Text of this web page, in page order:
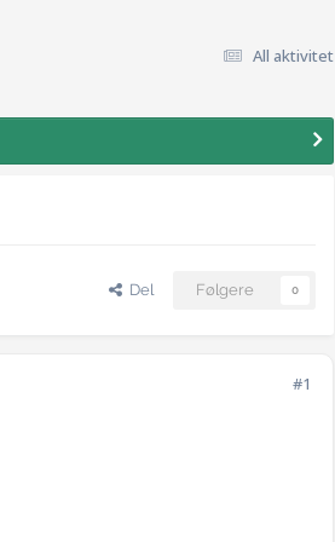
All aktivitet
Del Følgere 0
#1